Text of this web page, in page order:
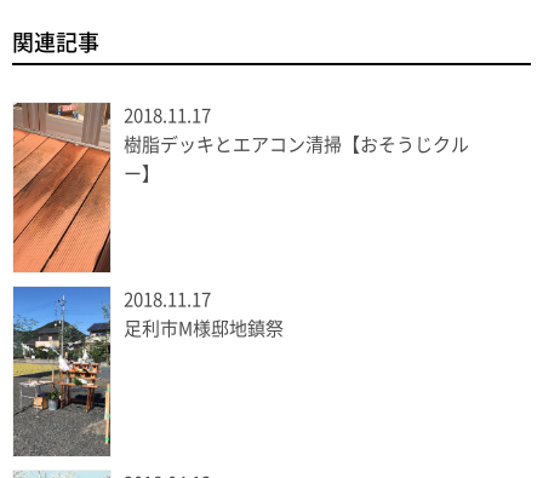
関連記事
2018.11.17
樹脂デッキとエアコン清掃【おそうじクル
ー】
2018.11.17
足利市M様邸地鎮祭